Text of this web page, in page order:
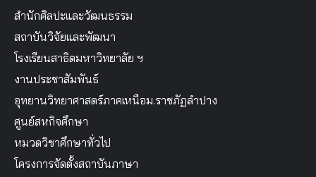
สำนักศิลปะและวัฒนธรรม
สถาบันวิจัยและพัฒนา
โรงเรียนสาธิตมหาวิทยาลัย ฯ
งานประชาสัมพันธ์
อุทยานวิทยาศาสตร์ภาคเหนือม.ราชภัฏลำปาง
ศูนย์สหกิจศึกษา
หมวดวิชาศึกษาทั่วไป
โครงการจัดตั้งสถาบันภาษา